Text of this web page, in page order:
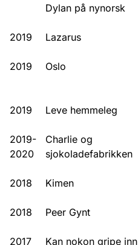
Dylan på nynorsk
2019 Lazarus
2019 Oslo
2019 Leve hemmeleg
2019-
2020
Charlie og
sjokolade­fabrikken
2018 Kimen
2018 Peer Gynt
2017 Kan nokon gripe inn